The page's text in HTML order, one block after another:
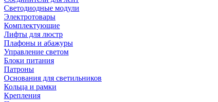
Светодиодные модули
Электротовары
Комплектующие
Лифты для люстр
Плафоны и абажуры
Управление светом
Блоки питания
Патроны
Основания для светильников
Кольца и рамки
Крепления